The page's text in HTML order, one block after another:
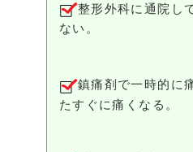
整形外科に通院し
ない。
鎮痛剤で一時的に
たすぐに痛くなる。